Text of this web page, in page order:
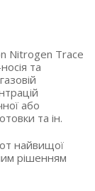
Nitrogen Trace
та
або
та ін.
найвищої
рішенням